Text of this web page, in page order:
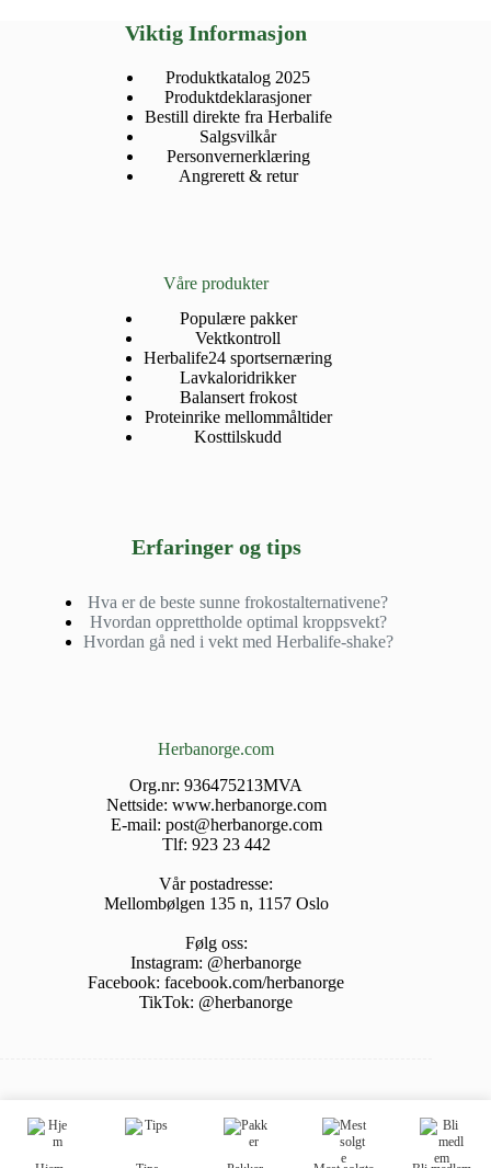
Viktig Informasjon
Produktkatalog 2025
Produktdeklarasjoner
Bestill direkte fra Herbalife
Salgsvilkår
Personvernerklæring
Angrerett & retur
Våre produkter
Populære pakker
Vektkontroll
Herbalife24 sportsernæring
Lavkaloridrikker
Balansert frokost
Proteinrike mellommåltider
Kosttilskudd
Erfaringer og tips
Hva er de beste sunne frokostalternativene?
Hvordan opprettholde optimal kroppsvekt?
Hvordan gå ned i vekt med Herbalife-shake?
Herbanorge.com
Org.nr: 936475213MVA
Nettside: www.herbanorge.com
E-mail: post@herbanorge.com
Tlf: 923 23 442
Vår postadresse:
Mellombølgen 135 n, 1157 Oslo
Følg oss:
Instagram: @herbanorge
Facebook:facebook.com/herbanorge
TikTok: @herbanorge
Herbalife Independent MemberRS |NO|
Alle rettigheter forbeholdt • HerbaNorge 2025